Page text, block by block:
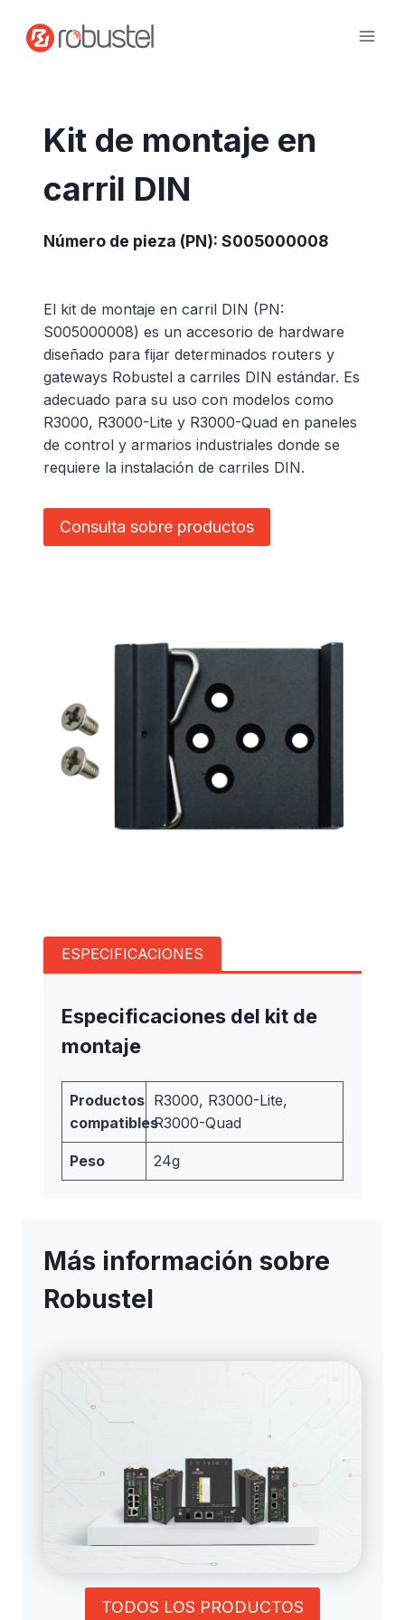
contenido
Kit de montaje en
carril DIN
Número de pieza (PN): S005000008
El kit de montaje en carril DIN (PN:
S005000008) es un accesorio de hardware
diseñado para fijar determinados routers y
gateways Robustel a carriles DIN estándar. Es
adecuado para su uso con modelos como
R3000, R3000-Lite y R3000-Quad en paneles
de control y armarios industriales donde se
requiere la instalación de carriles DIN.
Consulta sobre productos
ESPECIFICACIONES
Especificaciones del kit de
montaje
Productos
compatibles
R3000, R3000-Lite,
R3000-Quad
Peso 24g
Más información sobre
Robustel
TODOS LOS PRODUCTOS